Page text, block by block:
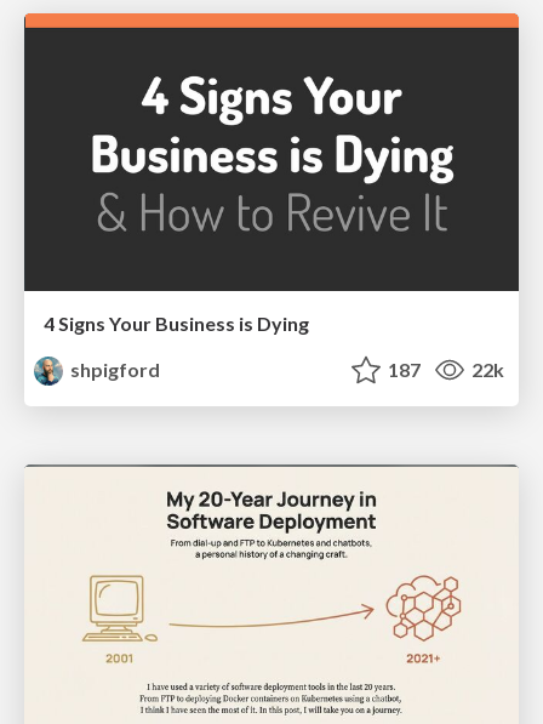
4 Signs Your Business is Dying
shpigford
187 22k